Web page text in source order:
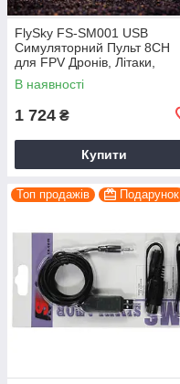
FlySky FS-SM001 USB
Симуляторний Пульт 8CH
для FPV Дронів, Літаки,
Вертольотів Авіасімулятори
сумісний Virtual Flight, Liftof
В наявності
1 724 ₴
Купити
Топ продажів Подарунок